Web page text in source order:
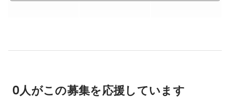
私たちが届けるのは「モノ」ですが、その先にあるのは「感
0人がこの募集を応援しています